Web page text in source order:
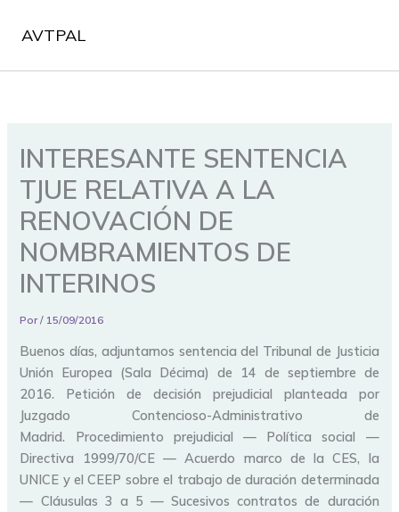
AVTPAL
INTERESANTE SENTENCIA
TJUE RELATIVA A LA
RENOVACIÓN DE
NOMBRAMIENTOS DE
INTERINOS
Por/ 15/09/2016
Buenos días, adjuntamos sentencia del Tribunal de Justicia
Unión Europea (Sala Décima) de 14 de septiembre de
2016. Petición de decisión prejudicial planteada por
Juzgado Contencioso-Administrativo de
Madrid. Procedimiento prejudicial — Política social —
Directiva 1999/70/CE — Acuerdo marco de la CES, la
UNICE y el CEEP sobre el trabajo de duración determinada
— Cláusulas 3 a 5 — Sucesivos contratos de duración